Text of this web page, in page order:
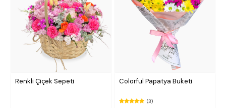
Renkli Çiçek Sepeti Colorful Papatya Buketi
(3)